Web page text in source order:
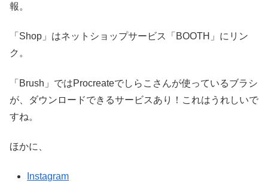
報。
「Shop」はネットショップサービス「BOOTH」にリン
ク。
「Brush」ではProcreateでしらこさんが使っているブラシ
が、ダウンロードできるサービスあり！これはうれしいで
すね。
ほかに、
Instagram